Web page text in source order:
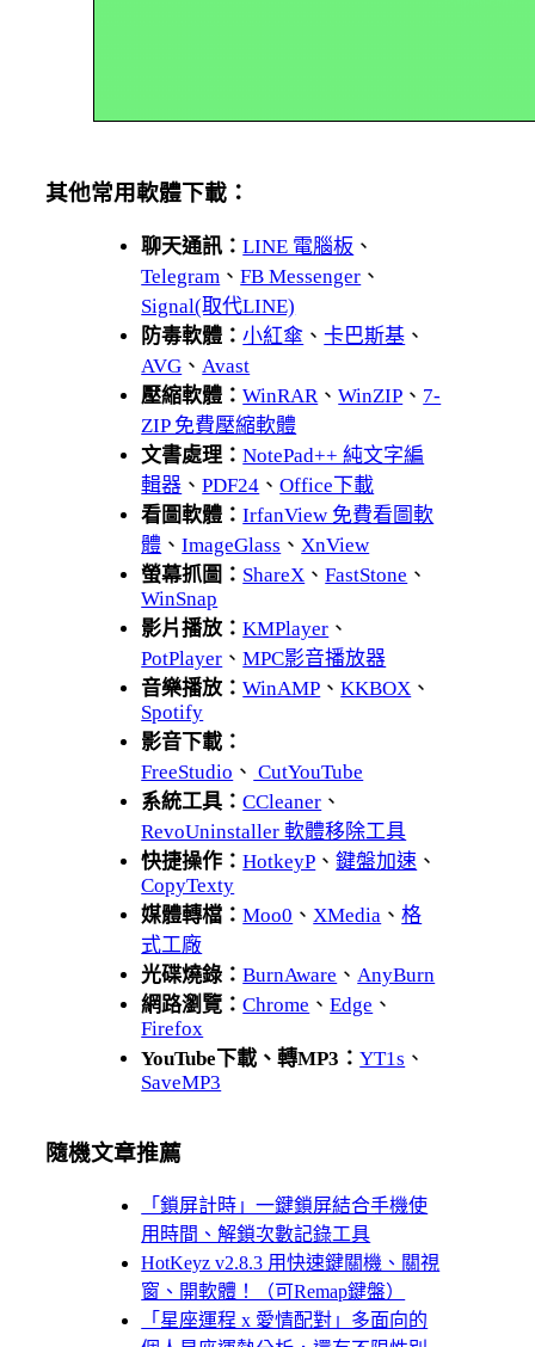
其他常用軟體下載：
聊天通訊：LINE 電腦板 、
Telegram 、FB Messenger 、
Signal(取代LINE)
防毒軟體：小紅傘 、卡巴斯基 、
AVG 、 Avast
壓縮軟體：WinRAR 、WinZIP 、 7-
ZIP 免費壓縮軟體
文書處理：NotePad++ 純文字編
輯器 、PDF24 、Office下載
看圖軟體：IrfanView 免費看圖軟
體 、ImageGlass 、 XnView
螢幕抓圖： ShareX 、FastStone 、
WinSnap
影片播放：KMPlayer 、
PotPlayer 、MPC影音播放器
音樂播放：WinAMP 、KKBOX 、
Spotify
影音下載：
FreeStudio 、 CutYouTube
系統工具：CCleaner 、
RevoUninstaller 軟體移除工具
快捷操作：HotkeyP 、鍵盤加速 、
CopyTexty
媒體轉檔：Moo0 、 XMedia 、格
式工廠
光碟燒錄：BurnAware 、 AnyBurn
網路瀏覽：Chrome 、Edge 、
Firefox
YouTube下載、轉MP3：YT1s 、
SaveMP3
隨機文章推薦
「鎖屏計時」一鍵鎖屏結合手機使
用時間、解鎖次數記錄工具
HotKeyz v2.8.3 用快速鍵關機、關視
窗、開軟體！（可Remap鍵盤）
「星座運程 x 愛情配對」多面向的